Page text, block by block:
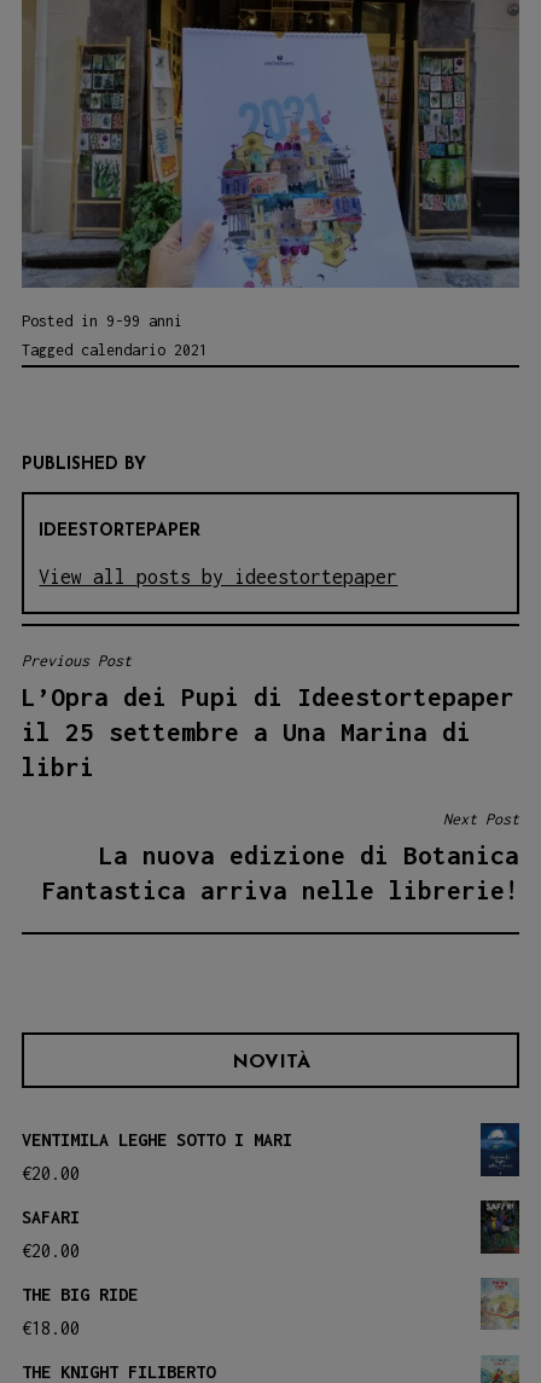
Posted in 9-99 anni
Tagged calendario 2021
PUBLISHED BY
IDEESTORTEPAPER
View all posts by ideestortepaper
NAVIGAZIONE
ARTICOLI
Previous Post
L’Opra dei Pupi di Ideestortepaper
il 25 settembre a Una Marina di
libri
Next Post
La nuova edizione di Botanica
Fantastica arriva nelle librerie!
NOVITÀ
VENTIMILA LEGHE SOTTO I MARI
€20.00
SAFARI
€20.00
THE BIG RIDE
€18.00
THE KNIGHT FILIBERTO